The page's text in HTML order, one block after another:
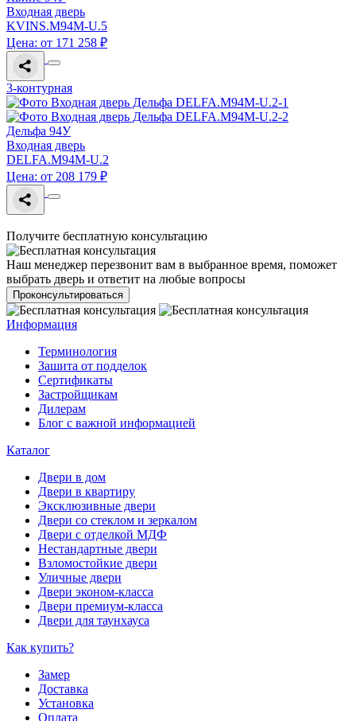
Входная дверь
KVINS.M94M-U.5
Цена: от 171 258 ₽
3-контурная
Дельфа 94У
Входная дверь
DELFA.M94M-U.2
Цена: от 208 179 ₽
Получите бесплатную консультацию
Наш менеджер перезвонит вам в выбранное время, поможет
выбрать дверь и ответит на любые вопросы
Проконсультироваться
Информация
Терминология
Зашита от подделок
Сертификаты
Застройщикам
Дилерам
Блог с важной информацией
Каталог
Двери в дом
Двери в квартиру
Эксклюзивные двери
Двери со стеклом и зеркалом
Двери с отделкой МДФ
Нестандартные двери
Взломостойкие двери
Уличные двери
Двери эконом-класса
Двери премиум-класса
Двери для таунхауса
Как купить?
Замер
Доставка
Установка
Оплата